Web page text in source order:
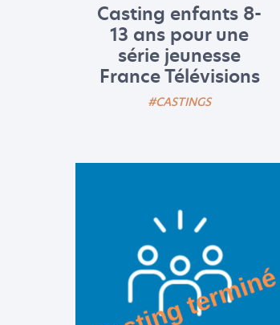
Casting enfants 8-
13 ans pour une
série jeunesse
France Télévisions
#CASTINGS